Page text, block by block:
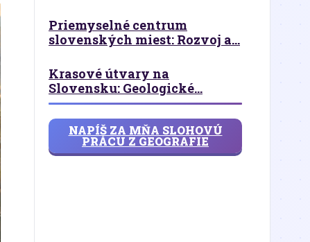
Priemyselné centrum
slovenských miest: Rozvoj a...
Krasové útvary na
Slovensku: Geologické...
NAPÍŠ ZA MŇA SLOHOVÚ
PRÁCU Z GEOGRAFIE